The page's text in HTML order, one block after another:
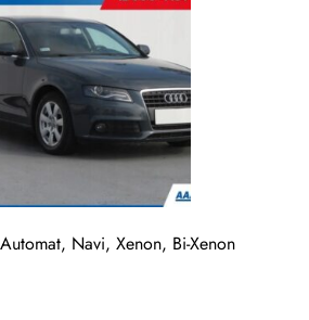
Navi, Xenon, Bi-Xenon